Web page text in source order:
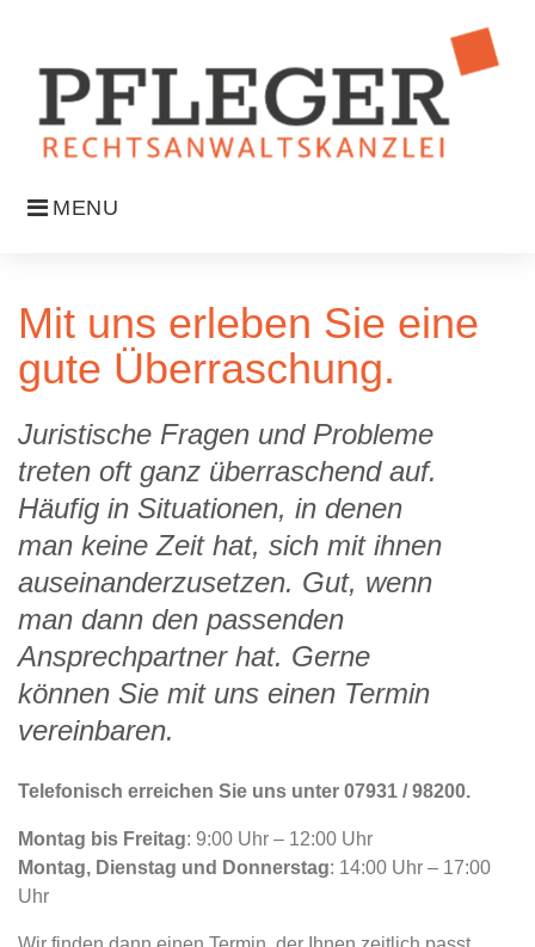
content
MENU
Startseite
Mit uns erleben Sie eine
gute Überraschung.
Juristische Fragen und Probleme
treten oft ganz überraschend auf.
Häufig in Situationen, in denen
man keine Zeit hat, sich mit ihnen
auseinanderzusetzen. Gut, wenn
man dann den passenden
Ansprechpartner hat. Gerne
können Sie mit uns einen Termin
vereinbaren.
Telefonisch erreichen Sie uns unter 07931 / 98200.
Montag bis Freitag: 9:00 Uhr – 12:00 Uhr
Montag, Dienstag und Donnerstag: 14:00 Uhr – 17:00
Uhr